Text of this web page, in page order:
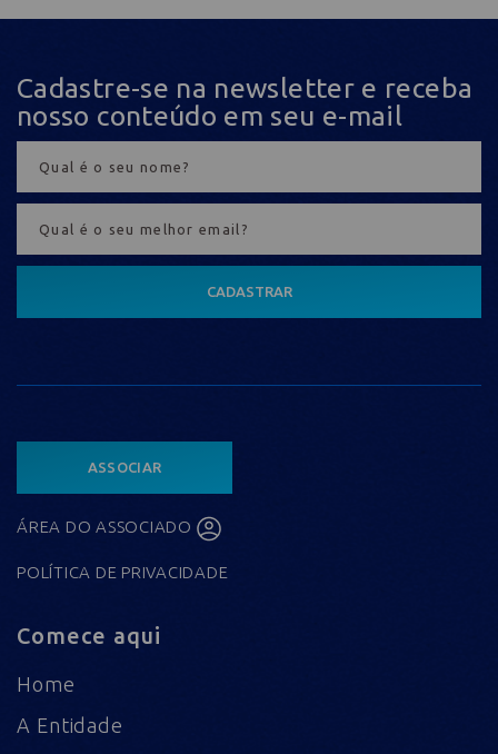
Cadastre-se na newsletter e receba
nosso conteúdo em seu e-mail
CADASTRAR
ASSOCIAR
ÁREA DO ASSOCIADO
POLÍTICA DE PRIVACIDADE
Comece aqui
Home
A Entidade